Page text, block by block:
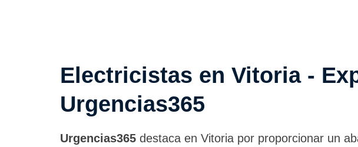
Electricistas en Vitoria -
Urgencias365
Urgencias365 destaca en Vitoria por proporcionar un